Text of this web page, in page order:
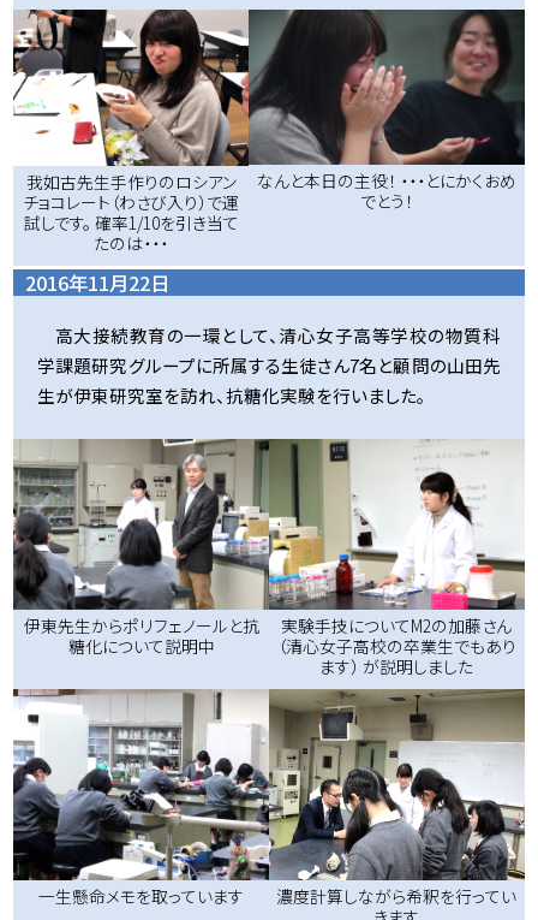
我如古先生手作りのロシアン
チョコレート（わさび入り）で運
試しです。 確率1/10を引き当て
たのは・・・
なんと本日の主役！ ・・・とにかくおめ
でとう！
2016年11月22日
高大接続教育の一環として、清心女子高等学校の物質科
学課題研究グループに所属する生徒さん7名と顧問の山田先
生が伊東研究室を訪れ、抗糖化実験を行いました。
伊東先生からポリフェノールと抗
糖化について説明中
実験手技についてM2の加藤さん
（清心女子高校の卒業生でもあり
ます） が説明しました
一生懸命メモを取っています
濃度計算しながら希釈を行ってい